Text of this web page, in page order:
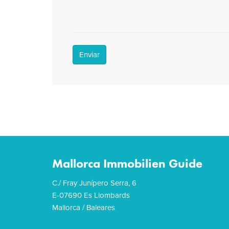
Enviar
Mallorca Immobilien Guide
C./ Fray Junípero Serra, 6
E-07690 Es Llombards
Mallorca / Baleares